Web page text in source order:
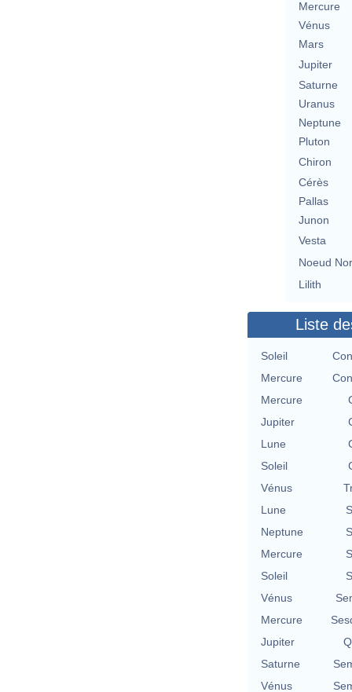
Mercure
Vénus
Mars
Jupiter
Saturne
Uranus
Neptune
Pluton
Chiron
Cérès
Pallas
Junon
Vesta
Noeud
Lilith
Liste
Soleil
Mercure
Mercure
Jupiter
Lune
Soleil
Vénus
Lune
Neptune
Mercure
Soleil
Vénus
Mercure
Jupiter
Saturne
Vénus